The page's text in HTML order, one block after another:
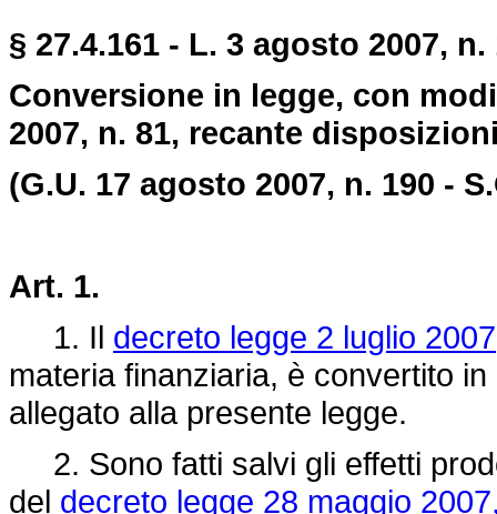
§ 27.4.161 - L. 3 agosto 2007,
Conversione in legge, con
2007, n. 81, recante
(G.U. 17 agosto 2007, n. 190 -
Art. 1.
1. Il decreto legge 2 luglio
materia finanziaria, è convertito
allegato alla presente legge.
2. Sono fatti salvi gli effetti
del decreto legge 28 maggio